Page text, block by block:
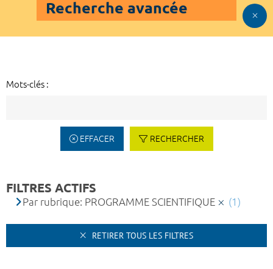
Recherche avancée
Mots-clés :
EFFACER RECHERCHER
FILTRES ACTIFS
Par rubrique: PROGRAMME SCIENTIFIQUE (1)
RETIRER TOUS LES FILTRES